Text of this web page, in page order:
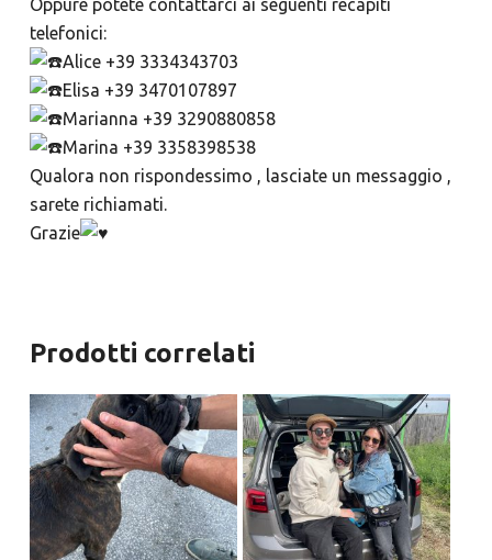
Oppure potete contattarci ai seguenti recapiti
telefonici:
Alice +39 3334343703
Elisa +39 3470107897
Marianna +39 3290880858
Marina +39 3358398538
Qualora non rispondessimo , lasciate un messaggio ,
sarete richiamati.
Grazie
Prodotti correlati